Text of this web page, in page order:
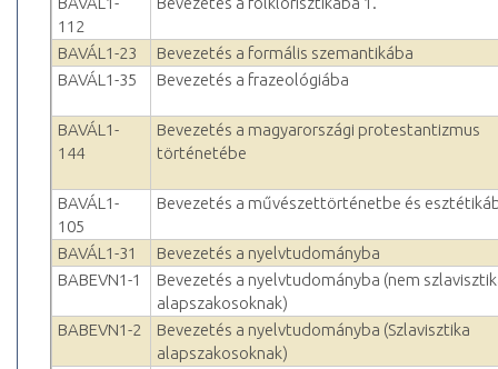
112
BAVÁL1-23
Bevezetés a formális szemantikába
BAVÁL1-35
Bevezetés a frazeológiába
BAVÁL1-
144
Bevezetés a magyarországi protestantizmus
történetébe
BAVÁL1-
105
Bevezetés a művészettörténetbe és
BAVÁL1-31
Bevezetés a nyelvtudományba
BABEVN1-1
Bevezetés a nyelvtudományba (nem
alapszakosoknak)
BABEVN1-2
Bevezetés a nyelvtudományba (Szlavisztika
alapszakosoknak)